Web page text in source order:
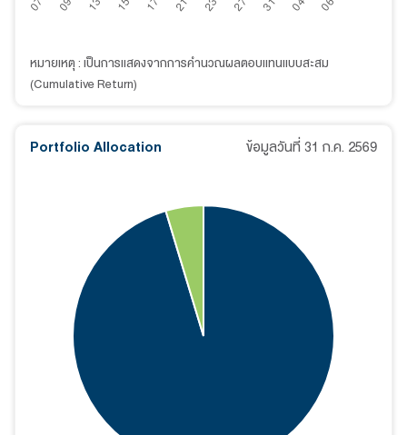
หมายเหตุ : เป็นการแสดงจากการคำนวณผลตอบแทนแบบสะสม
(Cumulative Return)
Portfolio Allocation ข้อมูลวันที่ 31 ก.ค. 2569